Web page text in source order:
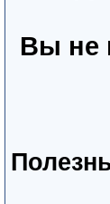
Вы не